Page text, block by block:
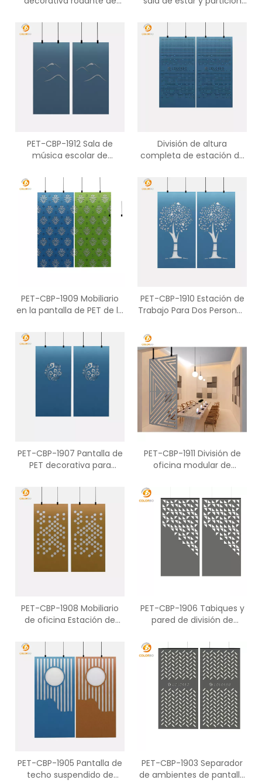
hueca para partición de
colgante PET
PET-CBP-1912 Sala de
música escolar de
decorativa PET
División de altura
completa de estación de
1902 de tabique colgante
PET-CBP-1909 Mobiliario
en la pantalla de PET de la
de la sala de reuniones de
la escuela
PET-CBP-1910 Estación de
Trabajo Para Dos Personas
PET-CBP-1907 Pantalla de
PET decorativa para
oficina
PET-CBP-1911 División de
oficina modular de
biblioteca de restaurante
en casa
PET-CBP-1908 Mobiliario
de oficina Estación de
pantalla PET tallada
PET-CBP-1906 Tabiques y
pared de división de
pared plegable
PET-CBP-1905 Pantalla de
techo suspendido de
PET-CBP-1903 Separador
de ambientes de pantalla